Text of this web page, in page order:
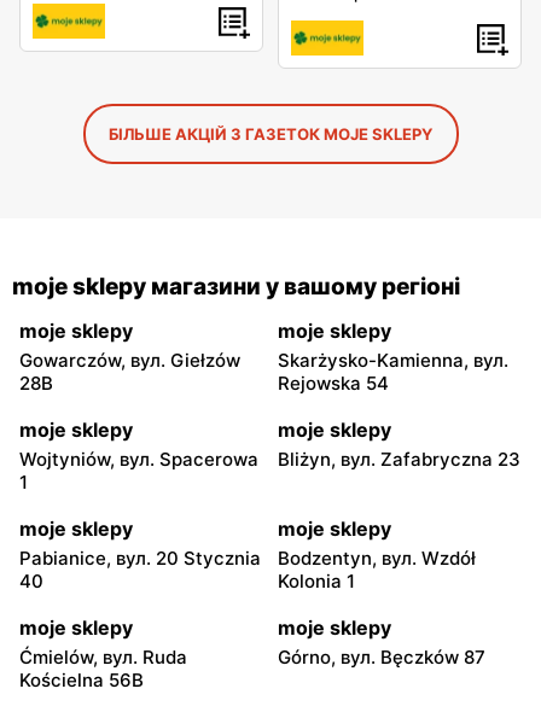
БІЛЬШЕ АКЦІЙ З ГАЗЕТОК MOJE SKLEPY
moje sklepy магазини у вашому регіоні
moje sklepy
Gowarczów, вул. Giełzów
28B
moje sklepy
Skarżysko-Kamienna, вул.
Rejowska 54
moje sklepy
Wojtyniów, вул. Spacerowa
1
moje sklepy
Bliżyn, вул. Zafabryczna 23
moje sklepy
Pabianice, вул. 20 Stycznia
40
moje sklepy
Bodzentyn, вул. Wzdół
Kolonia 1
moje sklepy
Ćmielów, вул. Ruda
Kościelna 56B
moje sklepy
Górno, вул. Bęczków 87